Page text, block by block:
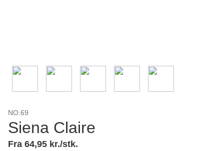
NO.69
Siena Claire
Fra 64,95 kr./stk.